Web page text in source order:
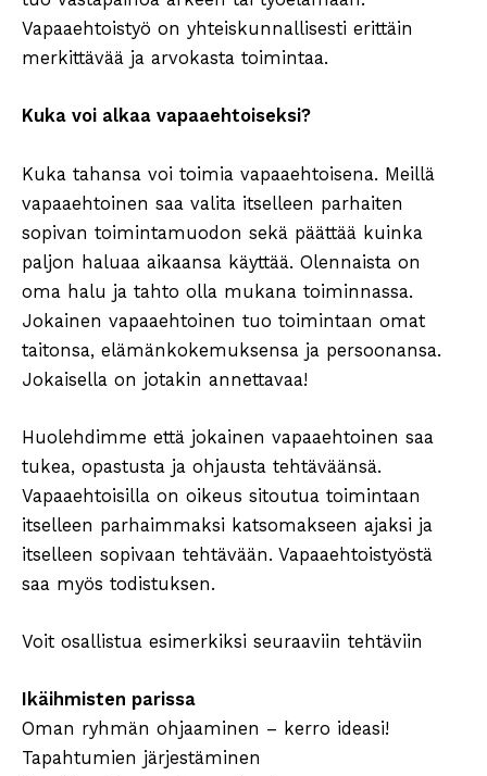
Vapaaehtoistyö on yhteiskunnallisesti erittäin
merkittävää ja arvokasta toimintaa.
Kuka voi alkaa vapaaehtoiseksi?
Kuka tahansa voi toimia vapaaehtoisena. Meillä
vapaaehtoinen saa valita itselleen parhaiten
sopivan toimintamuodon sekä päättää kuinka
paljon haluaa aikaansa käyttää. Olennaista on
oma halu ja tahto olla mukana toiminnassa.
Jokainen vapaaehtoinen tuo toimintaan omat
taitonsa, elämänkokemuksensa ja persoonansa.
Jokaisella on jotakin annettavaa!
Huolehdimme että jokainen vapaaehtoinen saa
tukea, opastusta ja ohjausta tehtäväänsä.
Vapaaehtoisilla on oikeus sitoutua toimintaan
itselleen parhaimmaksi katsomakseen ajaksi ja
itselleen sopivaan tehtävään. Vapaaehtoistyöstä
saa myös todistuksen.
Voit osallistua esimerkiksi seuraaviin tehtäviin
Ikäihmisten parissa
Oman ryhmän ohjaaminen – kerro ideasi!
Tapahtumien järjestäminen